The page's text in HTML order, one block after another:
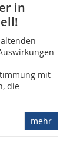
in
mit
die
mehr